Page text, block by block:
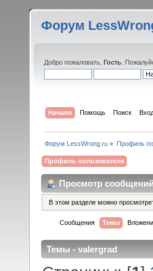
Форум
Добро пожаловать, Гость .
Начало Помощь Поиск
Форум LessWrong.ru » Профиль
Профиль пользователя
Просмотр
В этом разделе можно
Сообщения Темы
Темы - valergrad